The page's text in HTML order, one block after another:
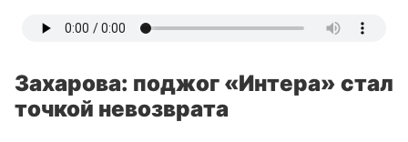
Захарова: поджог «Интера» стал
точкой невозврата